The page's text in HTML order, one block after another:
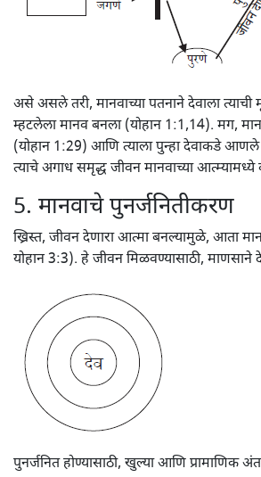
असे असले तरी, मानवाच्या पतनाने देवाला
म्हटलेला मानव बनला (योहान 1:1,14). मग,
(योहान 1:29) आणि त्याला पुन्हा देवाकडे
त्याचे अगाध समृद्ध जीवन मानवाच्या
5. मानवाचे पुनर्जनितीकरण
ख्रिस्त, जीवन देणारा आत्मा बनल्यामुळे, आता
योहान 3:3). हे जीवन मिळवण्यासाठी,
पुनर्जनित होण्यासाठी, खुल्या आणि प्रामाणिक